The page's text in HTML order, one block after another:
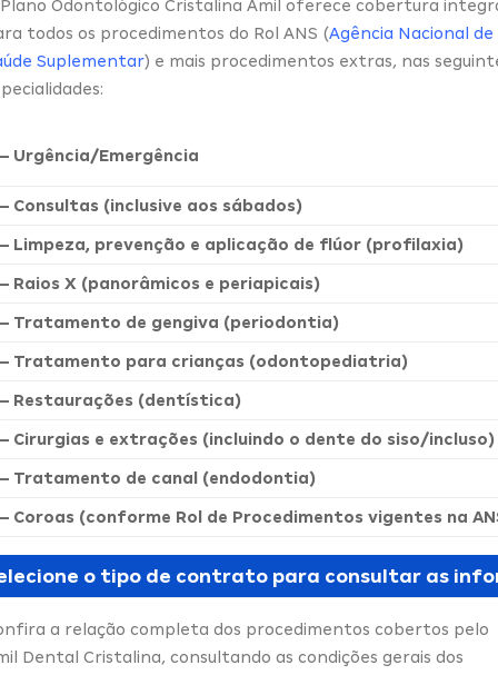
Plano Odontológico Cristalina Amil oferece cobertura
todos os procedimentos do Rol ANS (Agência Nacional de
Suplementar) e mais procedimentos extras, nas
– Urgência/Emergência
– Consultas (inclusive aos sábados)
– Limpeza, prevenção e aplicação de flúor (profilaxia)
– Raios X (panorâmicos e periapicais)
– Tratamento de gengiva (periodontia)
– Tratamento para crianças (odontopediatria)
– Restaurações (dentística)
– Cirurgias e extrações (incluindo o dente do siso/incluso)
– Tratamento de canal (endodontia)
– Coroas (conforme Rol de Procedimentos vigentes na
o tipo de contrato para consultar as
a relação completa dos procedimentos cobertos pelo
Dental Cristalina, consultando as condições gerais dos